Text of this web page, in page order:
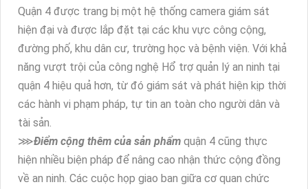
Quận 4 được trang bị một hệ thống camera giám sát
hiện đại và được lắp đặt tại các khu vực công cộng,
đường phố, khu dân cư, trường học và bệnh viện. Với khả
năng vượt trội của công nghệ Hổ trợ quản lý an ninh tại
quận 4 hiệu quả hơn, từ đó giám sát và phát hiện kịp thời
các hành vi phạm pháp, tự tin an toàn cho người dân và
tài sản.
⋙Điểm cộng thêm của sản phẩm quận 4 cũng thực
hiện nhiều biện pháp để nâng cao nhận thức cộng đồng
về an ninh. Các cuộc họp giao ban giữa cơ quan chức